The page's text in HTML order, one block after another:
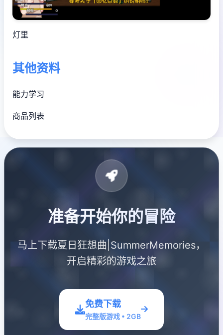
灯里
其他资料
能力学习
商品列表
准备开始你的冒险
马上下载夏日狂想曲|SummerMemories，
开启精彩的游戏之旅
免费下载
完整版游戏 • 2GB